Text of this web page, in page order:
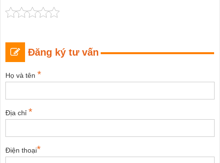
Đăng ký tư vấn
Họ và tên *
Địa chỉ *
Điện thoại*